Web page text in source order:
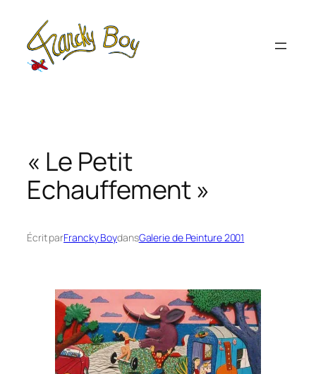
contenu
« Le Petit
Echauffement »
Écrit parFrancky BoydansGalerie de Peinture 2001